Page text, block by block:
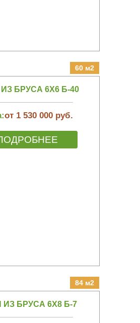
60 м2
БРУСА 6Х6 Б-40
от 1 530 000 руб.
84 м2
ИЗ БРУСА 6Х8 Б-7